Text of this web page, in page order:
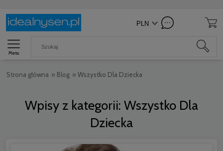
Menu
Strona główna » Blog » Wszystko Dla Dziecka
Wpisy z kategorii: Wszystko Dla
Dziecka